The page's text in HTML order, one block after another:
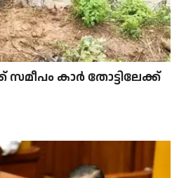
കാർ തോട്ടിലേക്ക്